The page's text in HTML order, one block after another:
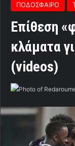
ΠΟΔΟΣΦΑΙΡΟ
Επίθεση
κλάματα
(videos)